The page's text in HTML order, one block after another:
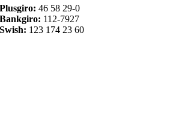
Plusgiro: 46 58 29-0
Bankgiro: 112-7927
Swish: 123 174 23 60